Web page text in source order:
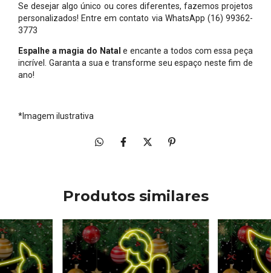
Se desejar algo único ou cores diferentes, fazemos projetos
personalizados! Entre em contato via WhatsApp (16) 99362-
3773
Espalhe a magia do Natal e encante a todos com essa peça
incrível. Garanta a sua e transforme seu espaço neste fim de
ano!
*Imagem ilustrativa
Produtos similares